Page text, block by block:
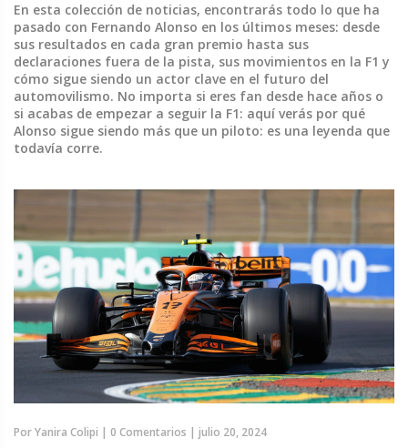
En esta colección de noticias, encontrarás todo lo que ha
pasado con Fernando Alonso en los últimos meses: desde
sus resultados en cada gran premio hasta sus
declaraciones fuera de la pista, sus movimientos en la F1 y
cómo sigue siendo un actor clave en el futuro del
automovilismo. No importa si eres fan desde hace años o
si acabas de empezar a seguir la F1: aquí verás por qué
Alonso sigue siendo más que un piloto: es una leyenda que
todavía corre.
PorYanira Colipi | 0 Comentarios | julio 20, 2024